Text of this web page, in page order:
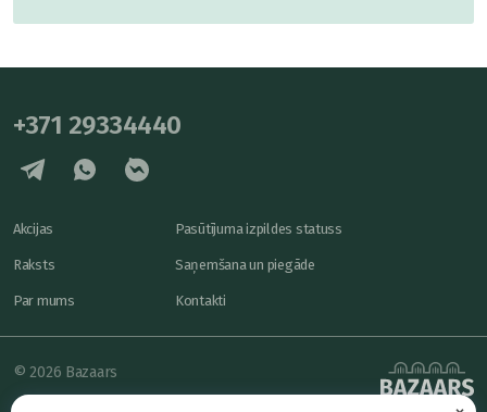
+371 29334440
Akcijas
Raksts
Par mums
Pasūtījuma izpildes statuss
Saņemšana un piegāde
Kontakti
© 2026 Bazaars